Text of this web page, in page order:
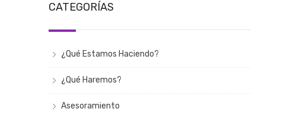
CATEGORÍAS
¿Qué Estamos Haciendo?
¿Qué Haremos?
Asesoramiento